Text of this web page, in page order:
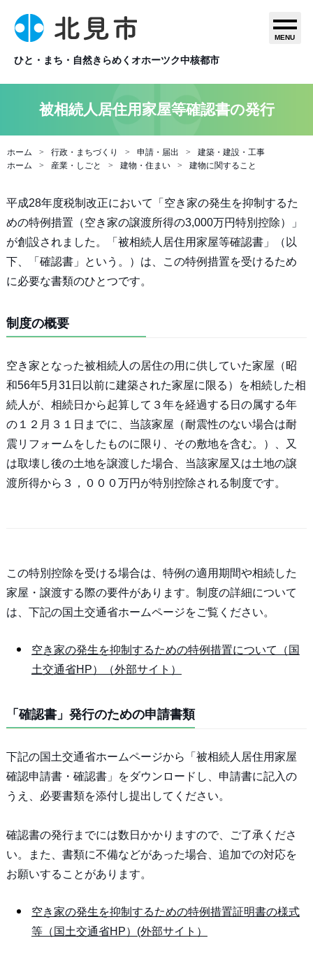
ひと・まち・自然きらめくオホーツク中核都市
MENU
被相続人居住用家屋等確認書の発行
ホーム 行政・まちづくり 申請・届出
建築・建設・工事
ホーム
産業・しごと 建物・住まい 建物に関すること
平成28年度税制改正において「空き家の発生を抑制するた
めの特例措置（空き家の譲渡所得の3,000万円特別控除）」
が創設されました。「被相続人居住用家屋等確認書」（以
下、「確認書」という。）は、この特例措置を受けるため
に必要な書類のひとつです。
制度の概要
空き家となった被相続人の居住の用に供していた家屋（昭
和56年5月31日以前に建築された家屋に限る）を相続した相
続人が、相続日から起算して３年を経過する日の属する年
の１２月３１日までに、当該家屋（耐震性のない場合は耐
震リフォームをしたものに限り、その敷地を含む。）、又
は取壊し後の土地を譲渡した場合、当該家屋又は土地の譲
渡所得から３，０００万円が特別控除される制度です。
この特別控除を受ける場合は、特例の適用期間や相続した
家屋・譲渡する際の要件があります。制度の詳細について
は、下記の国土交通省ホームページをご覧ください。
空き家の発生を抑制するための特例措置について（国
土交通省HP）（外部サイト）
「確認書」発行のための申請書類
下記の国土交通省ホームページから「被相続人居住用家屋
確認申請書・確認書」をダウンロードし、申請書に記入の
うえ、必要書類を添付し提出してください。
確認書の発行までには数日かかりますので、ご了承くださ
い。また、書類に不備などがあった場合、追加での対応を
お願いすることがあります。
空き家の発生を抑制するための特例措置証明書の様式
等（国土交通省HP）(外部サイト）